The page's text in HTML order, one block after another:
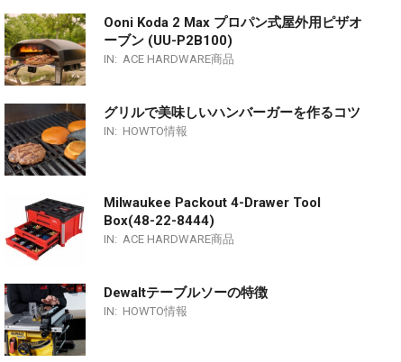
Ooni Koda 2 Max プロパン式屋外用ピザオ
ーブン (UU-P2B100)
IN: ACE HARDWARE商品
グリルで美味しいハンバーガーを作るコツ
IN: HOWTO情報
Milwaukee Packout 4-Drawer Tool
Box(48-22-8444)
IN: ACE HARDWARE商品
Dewaltテーブルソーの特徴
IN: HOWTO情報